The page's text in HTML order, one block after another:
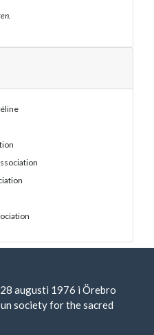
augusti 1976 i Örebro
society for the sacred